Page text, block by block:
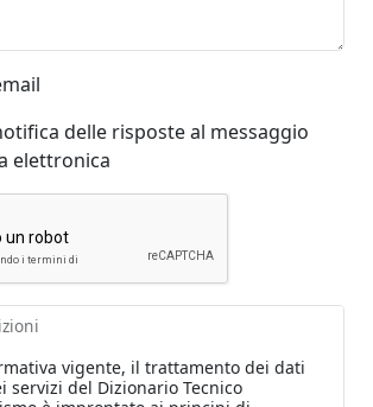
delle risposte al messaggio
elettronica